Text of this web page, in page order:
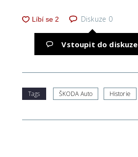
Diskuze 0
Vstoupit do diskuze
Tags ŠKODA Auto Historie